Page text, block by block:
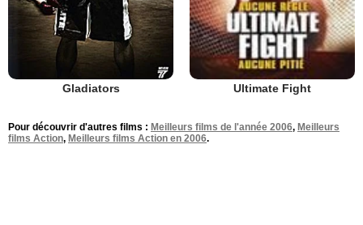
Gladiators Ultimate Fight
Pour découvrir d'autres films : Meilleurs films de l'année 2006, Meilleurs
films Action, Meilleurs films Action en 2006.